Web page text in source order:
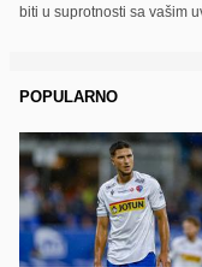
biti u suprotnosti sa vašim
POPULARNO